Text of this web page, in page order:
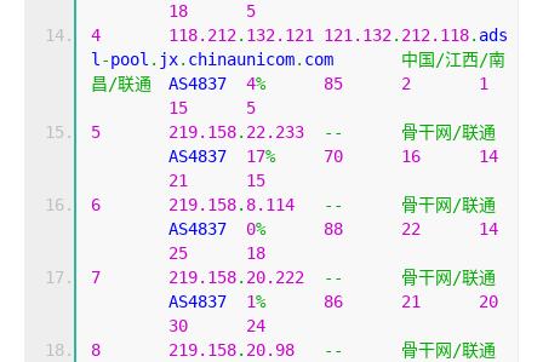
18
5
4
118.212. 132.121 121.132. 212.118. ads
l -pool . jx. chinaunicom.
中国/江西/南
昌/联通
4% 85 2
1
15
5
5
219.158. 22.233 --
骨干网/联通
17% 70 16
14
21
15
6
219.158. 8.114 --
骨干网/联通
0% 88 22
14
25
18
7
219.158. 20.222 --
骨干网/联通
1% 86 21
20
30
24
8
219.158. 20.98 --
骨干网/联通